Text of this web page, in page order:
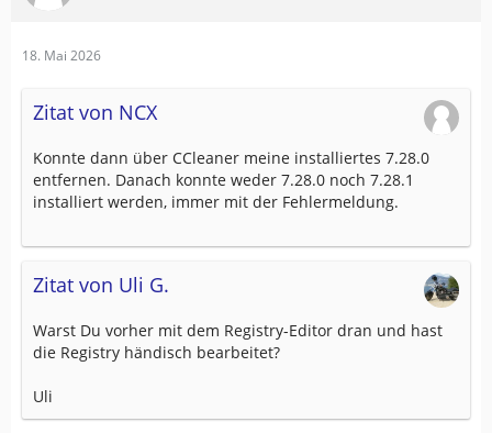
18. Mai 2026
Zitat von NCX
Konnte dann über CCleaner meine installiertes 7.28.0
entfernen. Danach konnte weder 7.28.0 noch 7.28.1
installiert werden, immer mit der Fehlermeldung.
Zitat von Uli G.
Warst Du vorher mit dem Registry-Editor dran und hast
die Registry händisch bearbeitet?
Uli